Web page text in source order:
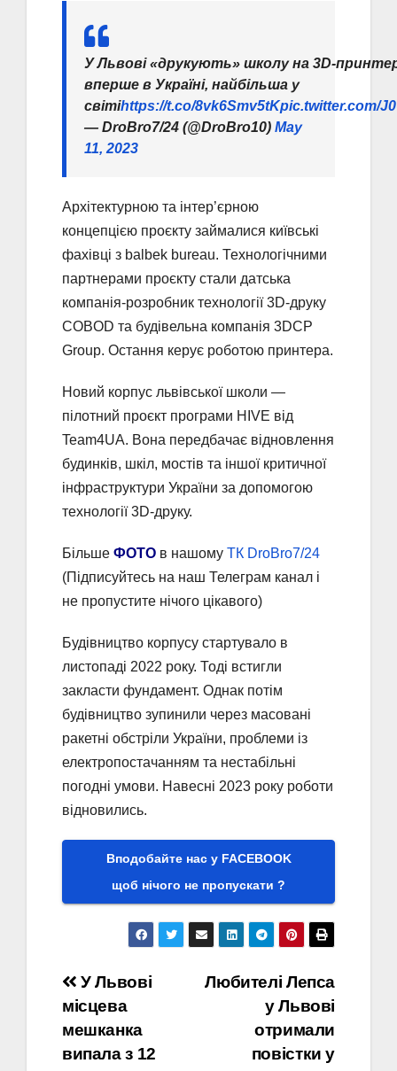
У Львові «друкують» школу на 3D-
вперше в Україні, найбільша у
світіhttps://t.co/8vk6Smv5tKpic.twitter.com/
— DroBro7/24 (@DroBro10) May
11, 2023
Архітектурною та інтер’єрною
концепцією проєкту займалися київські
фахівці з balbek bureau. Технологічними
партнерами проєкту стали датська
компанія-розробник технології 3D-друку
COBOD та будівельна компанія 3DCP
Group. Остання керує роботою принтера.
Новий корпус львівської школи —
пілотний проєкт програми HIVE від
Team4UA. Вона передбачає відновлення
будинків, шкіл, мостів та іншої критичної
інфраструктури України за допомогою
технології 3D-друку.
Більше ФОТО в нашому ТК DroBro7/24
(Підписуйтесь на наш Телеграм канал і
не пропустите нічого цікавого)
Будівництво корпусу стартувало в
листопаді 2022 року. Тоді встигли
закласти фундамент. Однак потім
будівництво зупинили через масовані
ракетні обстріли України, проблеми із
електропостачанням та нестабільні
погодні умови. Навесні 2023 року роботи
відновились.
Вподобайте нас у FACEBOOK
щоб нічого не пропускати ?
Навігація
записів
Любителі Лепса
у Львові
отримали
повістки у
У Львові
місцева
мешканка
випала з 12